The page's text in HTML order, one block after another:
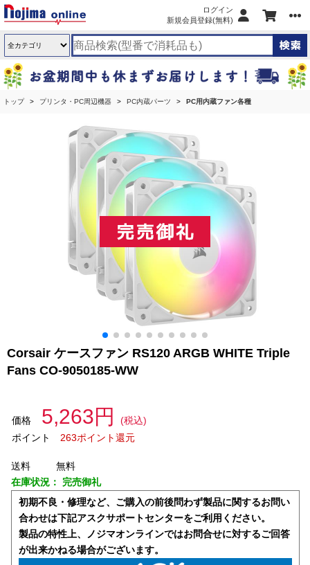
ログイン
新規会員登録(無料)
トップ プリンタ・PC周辺機器 PC内蔵パーツ PC用内蔵ファン各種
Corsair ケースファン RS120 ARGB WHITE Triple
Fans CO-9050185-WW
価格 5,263円
(税込)
ポイント
263ポイント還元
送料
無料
在庫状況： 完売御礼
初期不良・修理など、ご購入の前後問わず製品に関するお問い
合わせは下記アスクサポートセンターをご利用ください。
製品の特性上、ノジマオンラインではお問合せに対するご回答
が出来かねる場合がございます。